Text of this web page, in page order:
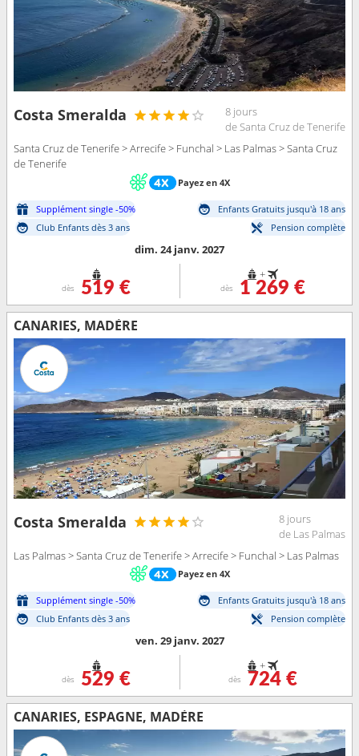
Costa Smeralda
8 jours
de Santa Cruz de Tenerife
Santa Cruz de Tenerife > Arrecife > Funchal > Las Palmas > Santa Cruz
de Tenerife
Payez en 4X
Supplément single -50%
Enfants Gratuits jusqu'à 18 ans
Club Enfants dès 3 ans
Pension complète
dim. 24 janv. 2027
dès 519 €
+
dès 1 269 €
CANARIES, MADÈRE
Costa Smeralda
8 jours
de Las Palmas
Las Palmas > Santa Cruz de Tenerife > Arrecife > Funchal > Las Palmas
Payez en 4X
Supplément single -50%
Enfants Gratuits jusqu'à 18 ans
Club Enfants dès 3 ans
Pension complète
ven. 29 janv. 2027
dès 529 €
+
dès 724 €
CANARIES, ESPAGNE, MADÈRE